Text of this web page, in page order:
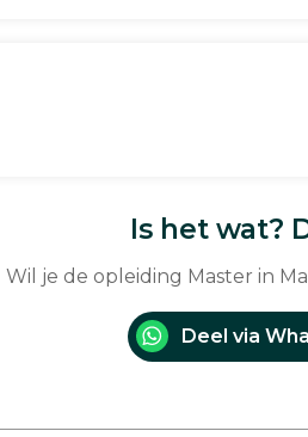
Is het wat?
Wil je de opleiding Master in
Deel via